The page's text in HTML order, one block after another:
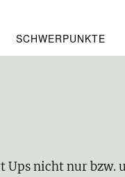
SCHWERPUNKTE
Ups nicht nur